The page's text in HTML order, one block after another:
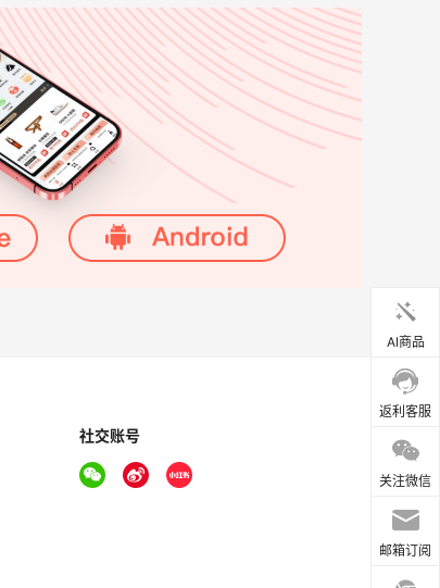
AI商品
返利客服
关注微信
邮箱订阅
社交账号